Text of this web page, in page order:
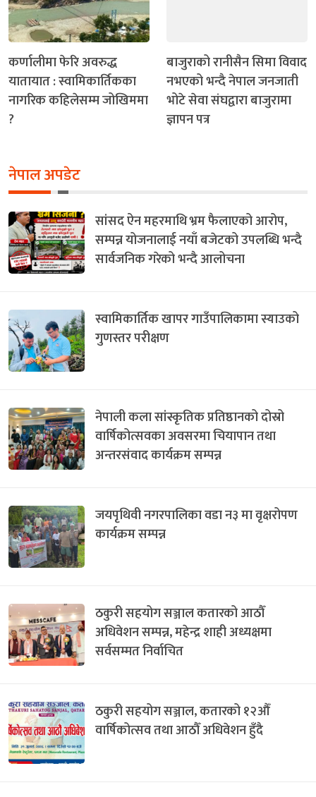
कर्णालीमा फेरि अवरुद्ध
यातायात : स्वामिकार्तिकका
नागरिक कहिलेसम्म जोखिममा
?
बाजुराको रानीसैन सिमा विवाद
नभएको भन्दै नेपाल जनजाती
भोटे सेवा संघद्वारा बाजुरामा
ज्ञापन पत्र
नेपाल अपडेट
सांसद ऐन महरमाथि भ्रम फैलाएको आरोप,
सम्पन्न योजनालाई नयाँ बजेटको उपलब्धि भन्दै
सार्वजनिक गरेको भन्दै आलोचना
स्वामिकार्तिक खापर गाउँपालिकामा स्याउको
गुणस्तर परीक्षण
नेपाली कला सांस्कृतिक प्रतिष्ठानको दोस्रो
वार्षिकोत्सवका अवसरमा चियापान तथा
अन्तरसंवाद कार्यक्रम सम्पन्न
जयपृथिवी नगरपालिका वडा न३ मा वृक्षरोपण
कार्यक्रम सम्पन्न
ठकुरी सहयोग सञ्जाल कतारको आठौँ
अधिवेशन सम्पन्न, महेन्द्र शाही अध्यक्षमा
सर्वसम्मत निर्वाचित
ठकुरी सहयोग सञ्जाल, कतारको १२औँ
वार्षिकोत्सव तथा आठौँ अधिवेशन हुँदै